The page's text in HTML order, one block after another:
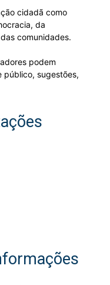
cidadã como
da
comunidades.
podem
público, sugestões,